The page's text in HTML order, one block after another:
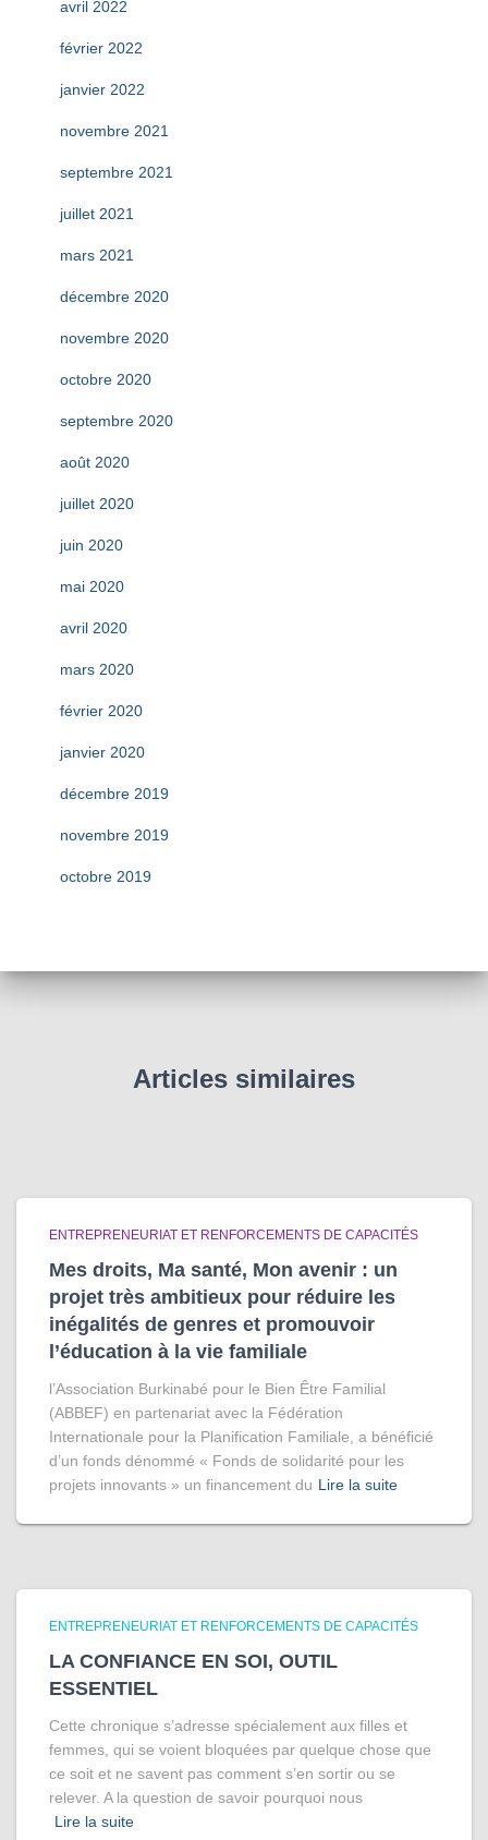
avril 2022
février 2022
janvier 2022
novembre 2021
septembre 2021
juillet 2021
mars 2021
décembre 2020
novembre 2020
octobre 2020
septembre 2020
août 2020
juillet 2020
juin 2020
mai 2020
avril 2020
mars 2020
février 2020
janvier 2020
décembre 2019
novembre 2019
octobre 2019
Articles similaires
ENTREPRENEURIAT ET RENFORCEMENTS DE CAPACITÉS
Mes droits, Ma santé, Mon avenir : un
projet très ambitieux pour réduire les
inégalités de genres et promouvoir
l’éducation à la vie familiale
l’Association Burkinabé pour le Bien Être Familial
(ABBEF) en partenariat avec la Fédération
Internationale pour la Planification Familiale, a bénéficié
d’un fonds dénommé « Fonds de solidarité pour les
projets innovants » un financement du Lire la suite
ENTREPRENEURIAT ET RENFORCEMENTS DE CAPACITÉS
LA CONFIANCE EN SOI, OUTIL
ESSENTIEL
Cette chronique s’adresse spécialement aux filles et
femmes, qui se voient bloquées par quelque chose que
ce soit et ne savent pas comment s’en sortir ou se
relever. A la question de savoir pourquoi nous
Lire la suite